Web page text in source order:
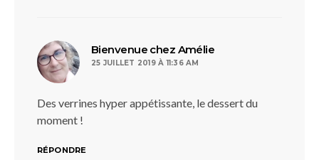
Bienvenue chez Amélie
25 JUILLET 2019 À 11:36 AM
Des verrines hyper appétissante, le dessert du
moment !
RÉPONDRE